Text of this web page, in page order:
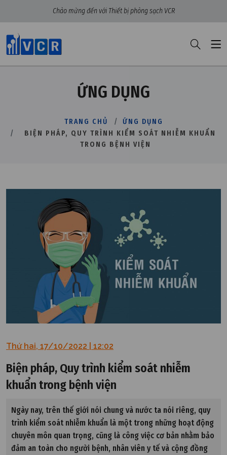
Chào mừng đến với Thiết bị phòng sạch VCR
ỨNG DỤNG
TRANG CHỦ
ỨNG DỤNG
BIỆN PHÁP, QUY TRÌNH KIỂM SOÁT NHIỄM KHUẨN
TRONG BỆNH VIỆN
Thứ hai, 17/10/2022 | 12:02
Biện pháp, Quy trình kiểm soát nhiễm
khuẩn trong bệnh viện
Ngày nay, trên thế giới nói chung và nước ta nói riêng, quy
trình kiểm soát nhiễm khuẩn là một trong những hoạt động
chuyên môn quan trọng, cũng là công việc cơ bản nhằm bảo
đảm an toàn cho người bệnh, nhân viên y tế và cộng đồng